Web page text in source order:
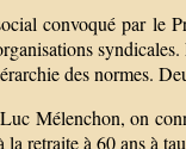
convoqué par le
des normes.
Mélenchon, on
retraite à 60 ans à